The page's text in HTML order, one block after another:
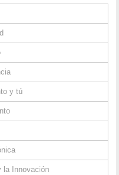
y tú
la Innovación